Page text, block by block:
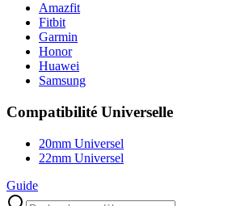
Amazfit
Fitbit
Garmin
Honor
Huawei
Samsung
Compatibilité Universelle
20mm Universel
22mm Universel
Guide